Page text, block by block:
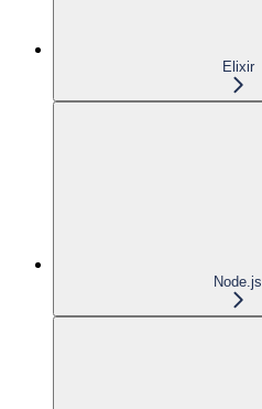
Elixir
Node.js